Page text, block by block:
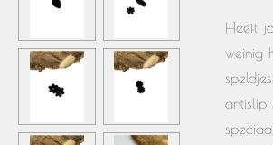
Heeft
weinig
antislip